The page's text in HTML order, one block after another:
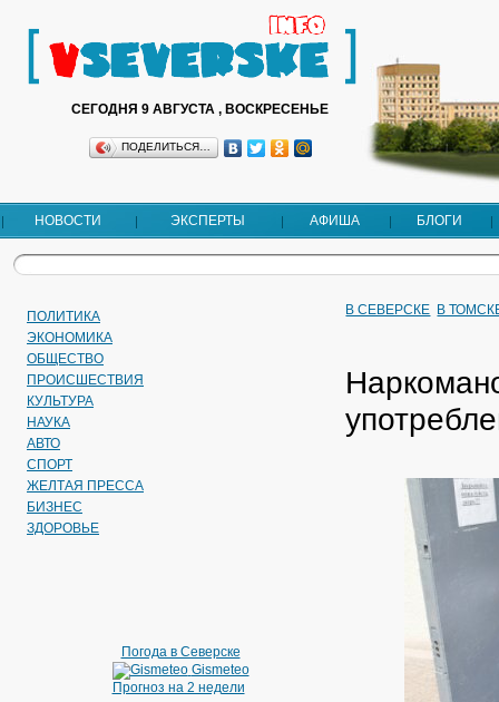
СЕГОДНЯ 9 АВГУСТА , ВОСКРЕСЕНЬЕ
ПОДЕЛИТЬСЯ…
НОВОСТИ ЭКСПЕРТЫ АФИША БЛОГИ
ПОЛИТИКА
ЭКОНОМИКА
ОБЩЕСТВО
ПРОИСШЕСТВИЯ
КУЛЬТУРА
НАУКА
АВТО
СПОРТ
ЖЕЛТАЯ ПРЕССА
БИЗНЕС
ЗДОРОВЬЕ
Погода в Северске
Gismeteo
Прогноз на 2 недели
В СЕВЕРСКЕ В